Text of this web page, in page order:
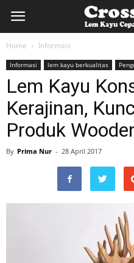
lemkayu.net
Lem
Home Informasi
Informasi lem kayu berkualitas
Lem Kayu
Kerajinan,
Produk
By Prima Nur - 28 April 2017